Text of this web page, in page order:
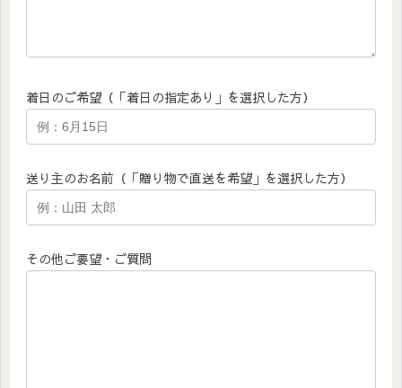
着日のご希望（「着日の指定あり」を選択した方）
送り主のお名前（「贈り物で直送を希望」を選択した方）
その他ご要望・ご質問